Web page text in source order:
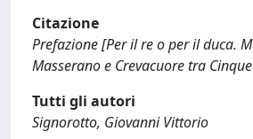
Citazione
Prefazione [Per il re o per il duca.
Masserano e Crevacuore tra
Tutti gli autori
Signorotto, Giovanni Vittorio